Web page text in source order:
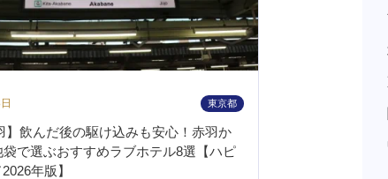
東京都
】飲んだ後の駆け込みも安心！赤羽か
袋で選ぶおすすめラブホテル8選【ハピ
年版】